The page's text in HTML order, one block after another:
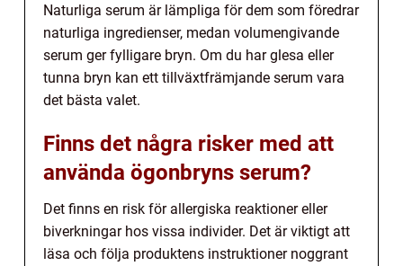
Naturliga serum är lämpliga för dem som föredrar
naturliga ingredienser, medan volumengivande
serum ger fylligare bryn. Om du har glesa eller
tunna bryn kan ett tillväxtfrämjande serum vara
det bästa valet.
Finns det några risker med att
använda ögonbryns serum?
Det finns en risk för allergiska reaktioner eller
biverkningar hos vissa individer. Det är viktigt att
läsa och följa produktens instruktioner noggrant